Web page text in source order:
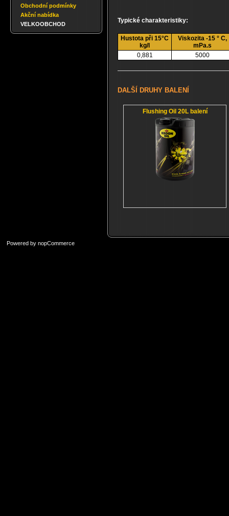
Obchodní podmínky
Akční nabídka
VELKOOBCHOD
Typické charakteristiky:
Hustota při 15°C
kg/l
Viskozita -15 ° C,
mPa.s
0,881
5000
DALŠÍ DRUHY BALENÍ
Flushing Oil 20L balení
Powered by nopCommerce